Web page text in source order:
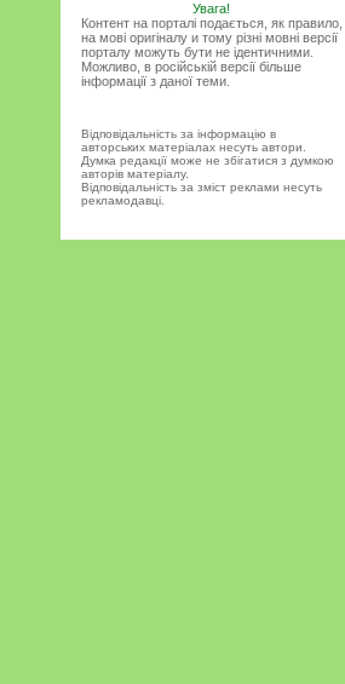
Увага!
Контент на порталі подається, як правило,
на мові оригіналу и тому різні мовні версії
порталу можуть бути не ідентичними.
Можливо, в російській версії більше
інформації з даної теми.
Відповідальність за інформацію в
авторських матеріалах несуть автори.
Думка редакції може не збігатися з думкою
авторів матеріалу.
Відповідальність за зміст реклами несуть
рекламодавці.